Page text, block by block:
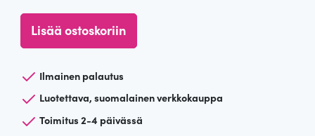
B
l
n
-
Lisää ostoskoriin
Ilmainen palautus
Luotettava, suomalainen verkkokauppa
Toimitus 2-4 päivässä